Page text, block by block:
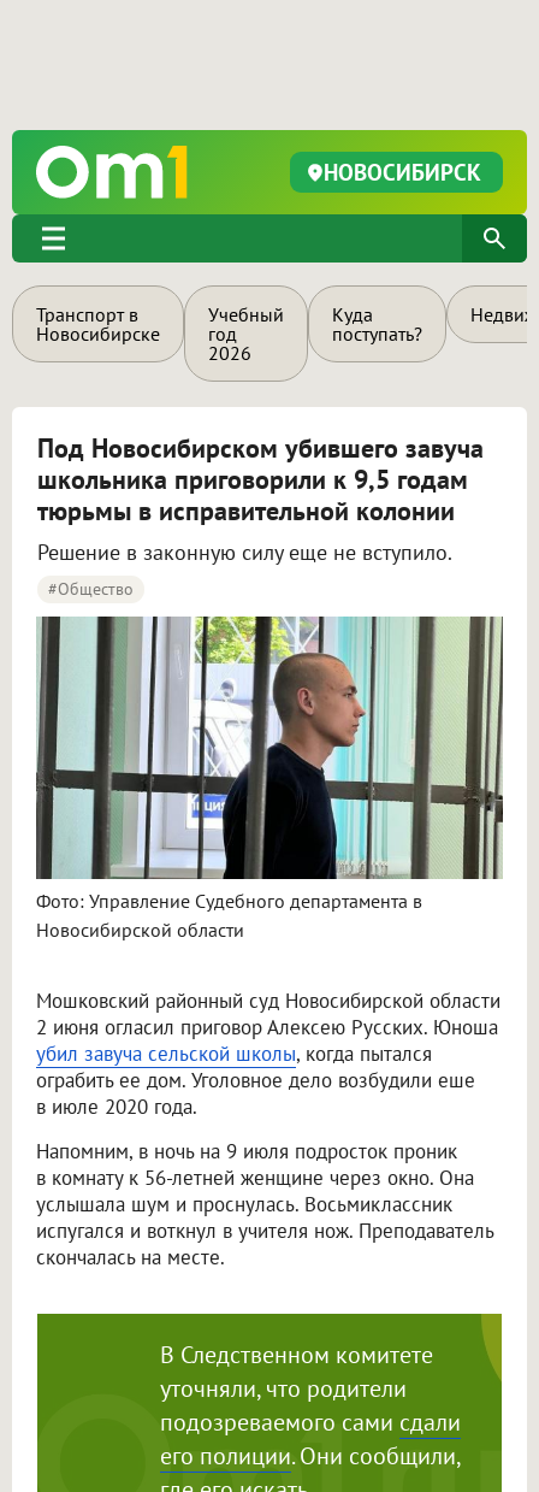
НОВОСИБИРСК
Транспорт в
Новосибирске
Учебный
год
2026
Куда
поступать?
Под Новосибирском убившего завуча
школьника приговорили к 9,5 годам
тюрьмы в исправительной колонии
Решение в законную силу еще не вступило.
#Общество
Фото: Управление Судебного департамента в
Новосибирской области
Мошковский районный суд Новосибирской области
2 июня огласил приговор Алексею Русских. Юноша
убил завуча сельской школы, когда пытался
ограбить ее дом. Уголовное дело возбудили еше
в июле 2020 года.
Напомним, в ночь на 9 июля подросток проник
в комнату к 56-летней женщине через окно. Она
услышала шум и проснулась. Восьмиклассник
испугался и воткнул в учителя нож. Преподаватель
скончалась на месте.
В Следственном комитете
уточняли, что родители
подозреваемого сами сдали
его полиции. Они сообщили,